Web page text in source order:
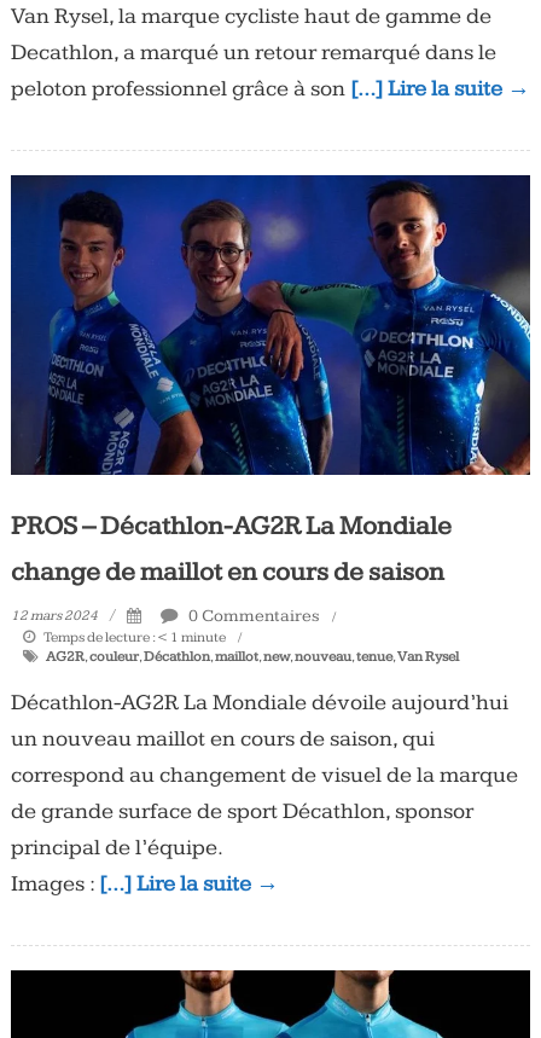
Van Rysel, la marque cycliste haut de gamme de
Decathlon, a marqué un retour remarqué dans le
peloton professionnel grâce à son […] Lire la suite →
PROS – Décathlon-AG2R La Mondiale
change de maillot en cours de saison
12 mars 2024 0 Commentaires
Temps de lecture : < 1 minute
AG2R,couleur,Décathlon,maillot,new,nouveau,tenue,Van Rysel
Décathlon-AG2R La Mondiale dévoile aujourd’hui
un nouveau maillot en cours de saison, qui
correspond au changement de visuel de la marque
de grande surface de sport Décathlon, sponsor
principal de l’équipe.
Images : […] Lire la suite →